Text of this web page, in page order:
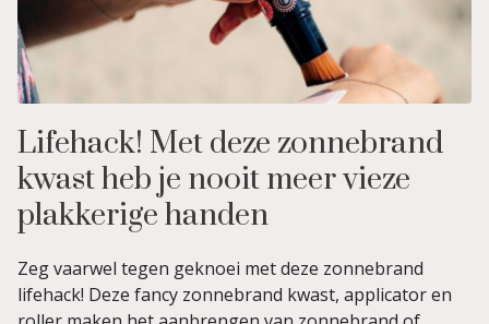
Lifehack! Met deze zonnebrand
kwast heb je nooit meer vieze
plakkerige handen
Zeg vaarwel tegen geknoei met deze zonnebrand
lifehack! Deze fancy zonnebrand kwast, applicator en